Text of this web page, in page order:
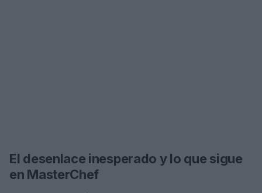
El desenlace inesperado y lo que sigue
en MasterChef